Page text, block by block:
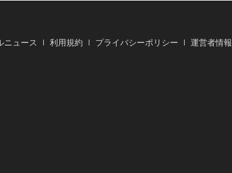
ニュース 利用規約 プライバシーポリシー 運営者情報